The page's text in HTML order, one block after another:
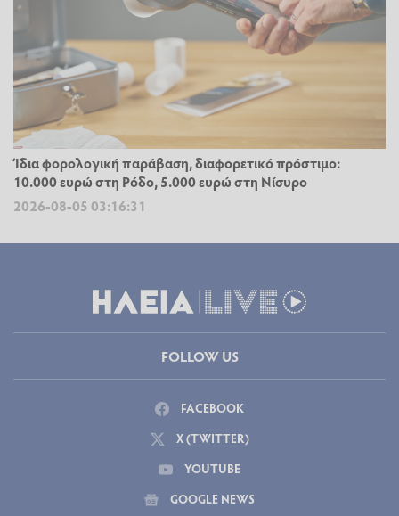
Ίδια φορολογική παράβαση, διαφορετικό πρόστιμο:
10.000 ευρώ στη Ρόδο, 5.000 ευρώ στη Νίσυρο
2026-08-05 03:16:31
FOLLOW US
FACEBOOK
X (TWITTER)
YOUTUBE
GOOGLE NEWS